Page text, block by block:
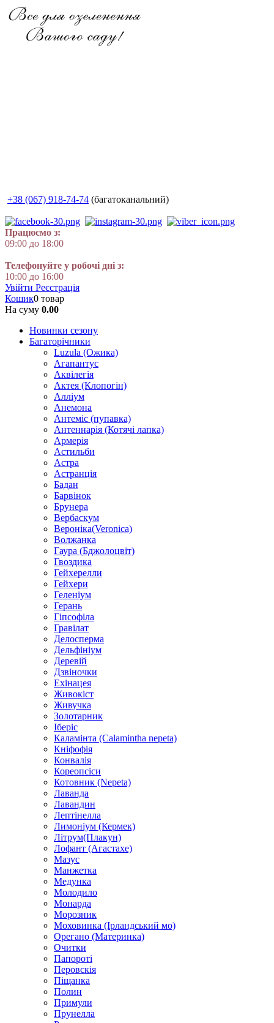
+38 (067) 918-74-74 (багатоканальний)
Працюємо з:
09:00 до 18:00
Телефонуйте у робочі дні з:
10:00 до 16:00
Увійти Реєстрація
Кошик0 товар
На суму 0.00
Новинки сезону
Багаторічники
Luzula (Ожика)
Агапантус
Аквілегія
Актея (Клопогін)
Алліум
Анемона
Антеміс (пупавка)
Антеннарія (Котячі лапка)
Армерія
Астильби
Астра
Астранція
Бадан
Барвінок
Брунера
Вербаскум
Вероніка(Veronica)
Волжанка
Гаура (Бджолоцвіт)
Гвоздика
Гейхерелли
Гейхери
Геленіум
Герань
Гіпсофіла
Гравілат
Делосперма
Дельфініум
Деревій
Дзвіночки
Ехінацея
Живокіст
Живучка
Золотарник
Іберіс
Каламінта (Calamintha nepeta)
Кніфофія
Конвалія
Кореопсіси
Котовник (Nepeta)
Лаванда
Лавандин
Лептінелла
Лимоніум (Кермек)
Літрум(Плакун)
Лофант (Агастахе)
Мазус
Манжетка
Медунка
Молодило
Монарда
Морозник
Моховинка (Ірландський мо)
Орегано (Материнка)
Очитки
Папороті
Перовскія
Піщанка
Полин
Примули
Прунелла